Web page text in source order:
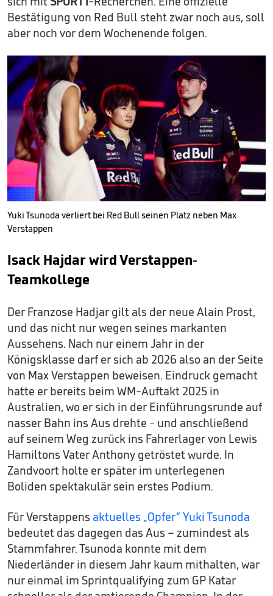
Bestätigung von Red Bull steht zwar noch aus, soll
aber noch vor dem Wochenende folgen.
Yuki Tsunoda verliert bei Red Bull seinen Platz neben Max
Verstappen
Isack Hajdar wird Verstappen-
Teamkollege
Der Franzose Hadjar gilt als der neue Alain Prost,
und das nicht nur wegen seines markanten
Aussehens. Nach nur einem Jahr in der
Königsklasse darf er sich ab 2026 also an der Seite
von Max Verstappen beweisen. Eindruck gemacht
hatte er bereits beim WM-Auftakt 2025 in
Australien, wo er sich in der Einführungsrunde auf
nasser Bahn ins Aus drehte - und anschließend
auf seinem Weg zurück ins Fahrerlager von Lewis
Hamiltons Vater Anthony getröstet wurde. In
Zandvoort holte er später im unterlegenen
Boliden spektakulär sein erstes Podium.
Für Verstappens aktuelles „Opfer“ Yuki Tsunoda
bedeutet das dagegen das Aus – zumindest als
Stammfahrer. Tsunoda konnte mit dem
Niederländer in diesem Jahr kaum mithalten, war
nur einmal im Sprintqualifying zum GP Katar